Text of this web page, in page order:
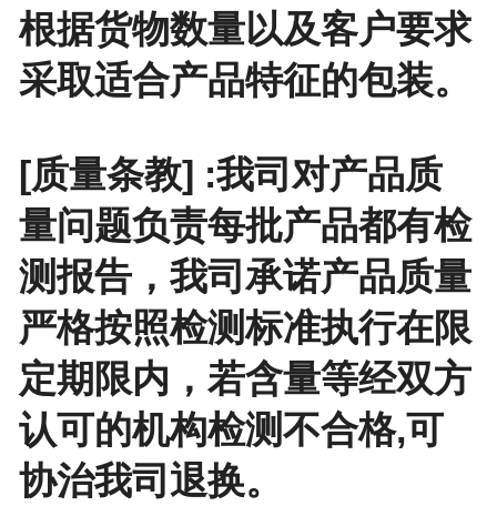
根据货物数量以及客户要求
采取适合产品特征的包装。
[质量条教] :我司对产品质
量问题负责每批产品都有检
测报告，我司承诺产品质量
严格按照检测标准执行在限
定期限内，若含量等经双方
认可的机构检测不合格,可
协治我司退换。